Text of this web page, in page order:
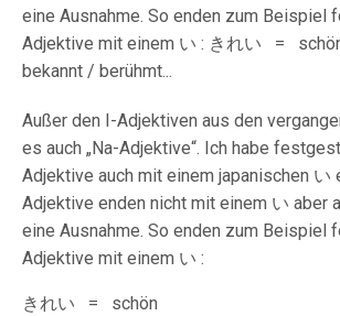
eine Ausnahme. So enden zum Beispiel
Adjektive mit einem い : きれい =
bekannt / berühmt...
Außer den I-Adjektiven aus den
es auch „Na-Adjektive“. Ich habe
Adjektive auch mit einem japanischen い
Adjektive enden nicht mit einem い aber
eine Ausnahme. So enden zum Beispiel
Adjektive mit einem い :
きれい = schön